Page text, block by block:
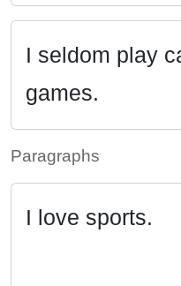
I seldom play
games.
Paragraphs
I love sports.